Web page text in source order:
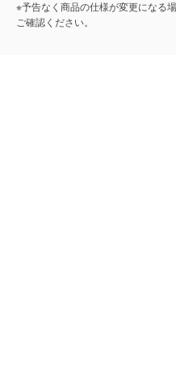
※予告なく商品の仕様が変更になる
ご確認ください。